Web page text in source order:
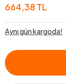
664,38 TL
Aynı gün kargoda!